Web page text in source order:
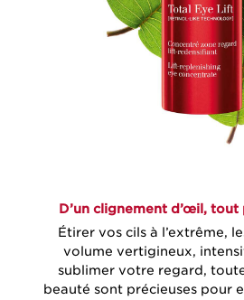
D’un clignement d’œil,
Étirer vos cils à l’extrême,
volume vertigineux,
sublimer votre regard,
beauté sont précieuses pour